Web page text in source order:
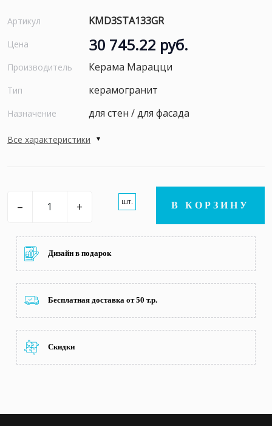
Артикул KMD3STA133GR
Цена 30 745.22 руб.
Производитель Керама Марацци
Тип керамогранит
Назначение для стен / для фасада
Все характеристики
– + шт. В КОРЗИНУ
Дизайн в подарок
Бесплатная доставка от 50 т.р.
Скидки